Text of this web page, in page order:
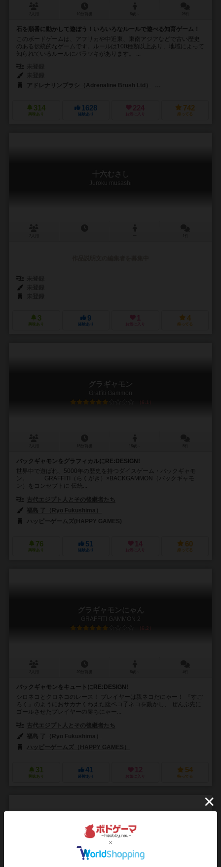
石を順番に動かして遊ぼう！いろいろなルールで遊べる知育ゲーム！
このボードゲームは、アフリカや中近東、東南アジアなどで古い歴史
のある伝統的なゲームです。ルールは100種類以上あり、地域によって
知られているルールにバラツキがあります。 ...
アドレナリンブラシ（Adrenaline Brush Ltd）
314
興味あり
1628
経験あり
224
お気に入り
742
持ってる
十六むさし
Juroku musashi
3
興味あり
9
経験あり
1
お気に入り
4
持ってる
グラギャモン
Graffiti Gammon
6.1
バックギャモンをグラフィカルにRE:DESIGN!
世界中で遊ばれ、5000年の歴史を持つダイスゲーム・バックギャモ
ン。 GRAFFITI（らくがき）×BACKGAMMON（バックギャモ
ン）をコンセプトに 伝統...
古代エジプト人とその後継者たち
福島 了（Ryo Fukushima）
ハッピーゲームズ(HAPPY GAMES)
76
興味あり
51
経験あり
14
お気に入り
60
持ってる
グラギャモンにゃん
GRAFFITI GAMMON 2
6.2
バックギャモンをキュートにRE:DESIGN!
シロネコとクロネコのレース！ プレイヤーは親ネコだにゃー！ 『すご
ろく』のようにおサカナくわえた腹ペコ子ネコを動かし、 ぜんぶ先に
ゴールさせたプレイヤーの勝ちにゃー...
古代エジプト人とその後継者たち
福島 了（Ryo Fukushima）
ハッピーゲームズ（HAPPY GAMES）
31
興味あり
41
経験あり
12
お気に入り
54
持ってる
麻雀
Mahjong
7.7